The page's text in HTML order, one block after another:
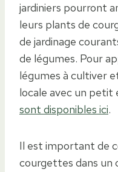
jardiniers pourront
leurs plants de
de jardinage
de légumes. Pour
légumes à cultiver
locale avec un petit
sont disponibles ici.
Il est important de
courgettes dans un